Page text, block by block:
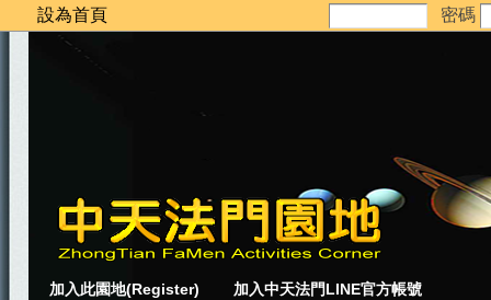
設為首頁 密碼
加入此園地(Register) 加入中天法門LINE官方帳號